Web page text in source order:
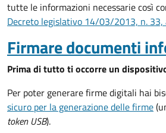
tutte le informazioni necessarie così
Decreto legislativo 14/03/2013, n. 33,
Firmare documenti
Prima di tutto ti occorre un
Per poter generare firme digitali hai
sicuro per la generazione delle firme
token USB).